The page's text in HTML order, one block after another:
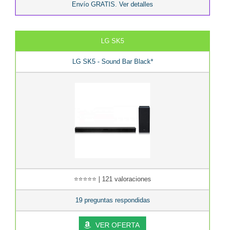
Envío GRATIS. Ver detalles
LG SK5
LG SK5 - Sound Bar Black*
⭐⭐⭐⭐⭐ | 121 valoraciones
19 preguntas respondidas
VER OFERTA